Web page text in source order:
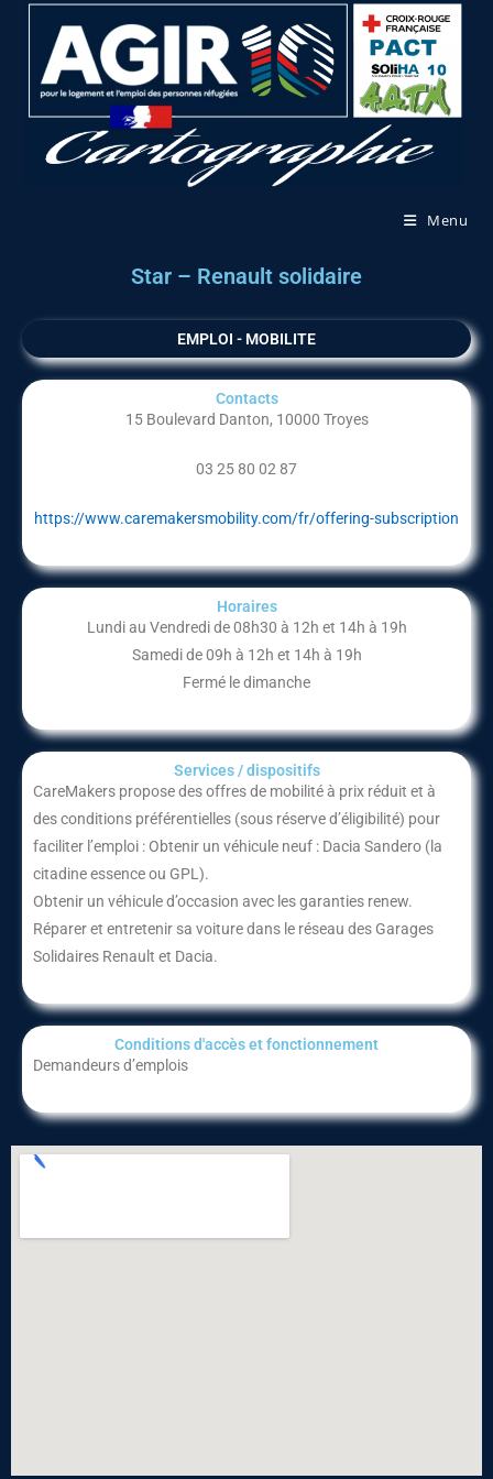
Menu
Star – Renault solidaire
EMPLOI - MOBILITE
Contacts
15 Boulevard Danton, 10000 Troyes
03 25 80 02 87
https://www.caremakersmobility.com/fr/offering-subscription
Horaires
Lundi au Vendredi de 08h30 à 12h et 14h à 19h
Samedi de 09h à 12h et 14h à 19h
Fermé le dimanche
Services / dispositifs​
CareMakers propose des offres de mobilité à prix réduit et à
des conditions préférentielles (sous réserve d’éligibilité) pour
faciliter l’emploi : Obtenir un véhicule neuf : Dacia Sandero (la
citadine essence ou GPL).
Obtenir un véhicule d’occasion avec les garanties renew.
Réparer et entretenir sa voiture dans le réseau des Garages
Solidaires Renault et Dacia.
Conditions d'accès et fonctionnement​
Demandeurs d’emplois